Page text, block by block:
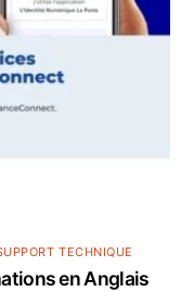
TECHNIQUE
en Anglais